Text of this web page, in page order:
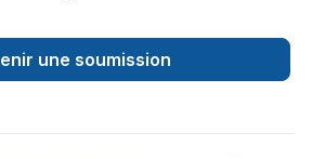
types of flooring Laminate, hardwood,
cedar tongue and groove installation,
and accent walls, as well as
une soumission